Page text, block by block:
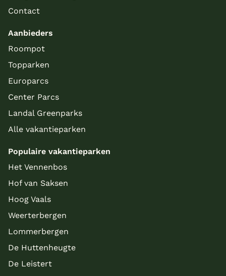
Contact
Aanbieders
Roompot
Topparken
Europarcs
Center Parcs
Landal Greenparks
Alle vakantieparken
Populaire vakantieparken
Het Vennenbos
Hof van Saksen
Hoog Vaals
Weerterbergen
Lommerbergen
De Huttenheugte
De Leistert